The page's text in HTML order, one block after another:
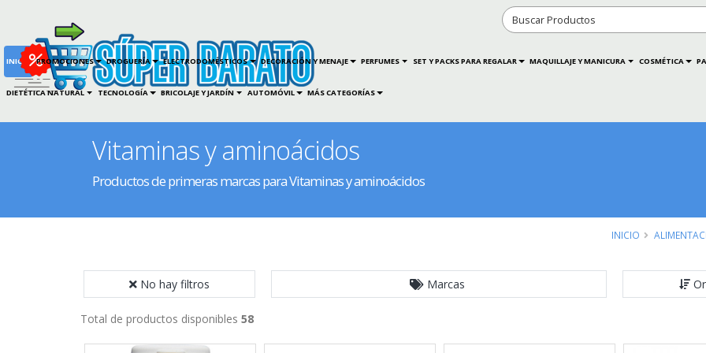
INICIO PROMOCIONES DROGUERÍA ELECTRODOMÉSTICOS DECORACIÓN Y MENAJE PERFUMES SET Y PACKS PARA REGALAR MAQUILLAJE Y MANICURA COSMÉTICA
DIETÉTICA NATURAL TECNOLOGÍA BRICOLAJE Y JARDÍN AUTOMÓVIL MÁS CATEGORÍAS
Vitaminas y aminoácidos
Productos de primeras marcas para Vitaminas y aminoácidos
INICIO
No hay filtros Marcas
Total de productos disponibles 58